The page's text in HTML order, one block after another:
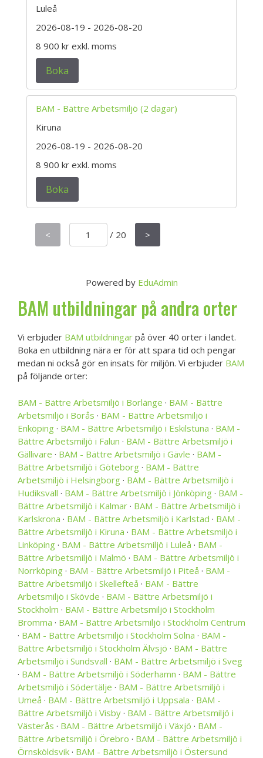
Luleå
2026-08-19 - 2026-08-20
8 900 kr exkl. moms
Boka
BAM - Bättre Arbetsmiljö (2 dagar)
Kiruna
2026-08-19 - 2026-08-20
8 900 kr exkl. moms
Boka
< / 20 >
Powered by EduAdmin
BAM utbildningar på andra orter
Vi erbjuder BAM utbildningar på över 40 orter i landet.
Boka en utbildning nära er för att spara tid och pengar
medan ni också gör en insats för miljön. Vi erbjuder BAM
på följande orter:
BAM - Bättre Arbetsmiljö i Borlänge · BAM - Bättre
Arbetsmiljö i Borås · BAM - Bättre Arbetsmiljö i
Enköping · BAM - Bättre Arbetsmiljö i Eskilstuna · BAM -
Bättre Arbetsmiljö i Falun · BAM - Bättre Arbetsmiljö i
Gällivare · BAM - Bättre Arbetsmiljö i Gävle · BAM -
Bättre Arbetsmiljö i Göteborg · BAM - Bättre
Arbetsmiljö i Helsingborg · BAM - Bättre Arbetsmiljö i
Hudiksvall · BAM - Bättre Arbetsmiljö i Jönköping · BAM -
Bättre Arbetsmiljö i Kalmar · BAM - Bättre Arbetsmiljö i
Karlskrona · BAM - Bättre Arbetsmiljö i Karlstad · BAM -
Bättre Arbetsmiljö i Kiruna · BAM - Bättre Arbetsmiljö i
Linköping · BAM - Bättre Arbetsmiljö i Luleå · BAM -
Bättre Arbetsmiljö i Malmö · BAM - Bättre Arbetsmiljö i
Norrköping · BAM - Bättre Arbetsmiljö i Piteå · BAM -
Bättre Arbetsmiljö i Skellefteå · BAM - Bättre
Arbetsmiljö i Skövde · BAM - Bättre Arbetsmiljö i
Stockholm · BAM - Bättre Arbetsmiljö i Stockholm
Bromma · BAM - Bättre Arbetsmiljö i Stockholm Centrum
· BAM - Bättre Arbetsmiljö i Stockholm Solna · BAM -
Bättre Arbetsmiljö i Stockholm Älvsjö · BAM - Bättre
Arbetsmiljö i Sundsvall · BAM - Bättre Arbetsmiljö i Sveg
· BAM - Bättre Arbetsmiljö i Söderhamn · BAM - Bättre
Arbetsmiljö i Södertälje · BAM - Bättre Arbetsmiljö i
Umeå · BAM - Bättre Arbetsmiljö i Uppsala · BAM -
Bättre Arbetsmiljö i Visby · BAM - Bättre Arbetsmiljö i
Västerås · BAM - Bättre Arbetsmiljö i Växjö · BAM -
Bättre Arbetsmiljö i Örebro · BAM - Bättre Arbetsmiljö i
Örnsköldsvik · BAM - Bättre Arbetsmiljö i Östersund